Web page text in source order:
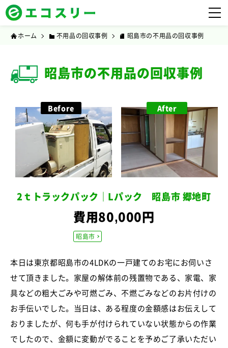
ホーム 不用品の回収事例 昭島市の不用品の回収事例
昭島市の不用品の回収事例
Before After
2ｔトラックパック｜Lパック 昭島市 郷地町
費用80,000円
昭島市
本日は東京都昭島市の4LDKの一戸建てのお宅にお伺いさ
せて頂きました。家屋の解体前の残置物である、家電、家
具などの粗大ごみや可燃ごみ、不燃ごみなどのお片付けの
お手伝いでした。当日は、ある程度の金額感はお伝えして
おりましたが、何も手が付けられていない状態からの作業
でしたので、金額に変動がでることを予めご了承いただい